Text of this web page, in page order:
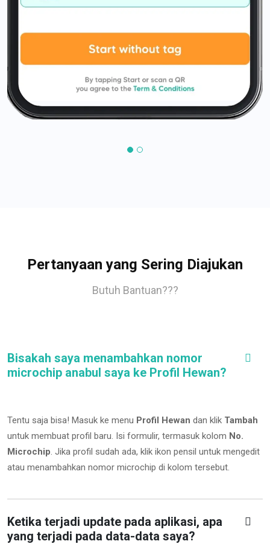
Pertanyaan yang Sering Diajukan
Butuh Bantuan???
Bisakah saya menambahkan nomor
microchip anabul saya ke Profil Hewan?
Tentu saja bisa! Masuk ke menu Profil Hewan dan klik Tambah
untuk membuat profil baru. Isi formulir, termasuk kolom No.
Microchip. Jika profil sudah ada, klik ikon pensil untuk mengedit
atau menambahkan nomor microchip di kolom tersebut.
Ketika terjadi update pada aplikasi, apa
yang terjadi pada data-data saya?